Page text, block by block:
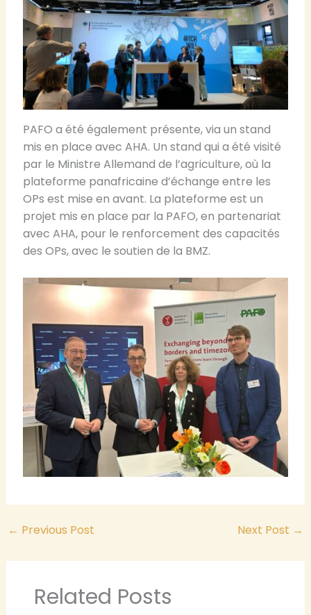
PAFO a été également présente, via un stand
mis en place avec AHA. Un stand qui a été visité
par le Ministre Allemand de l’agriculture, où la
plateforme panafricaine d’échange entre les
OPs est mise en avant. La plateforme est un
projet mis en place par la PAFO, en partenariat
avec AHA, pour le renforcement des capacités
des OPs, avec le soutien de la BMZ.
← Previous Post Next Post →
Related Posts